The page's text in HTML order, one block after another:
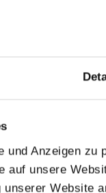
und Anzeigen
auf unsere
Website